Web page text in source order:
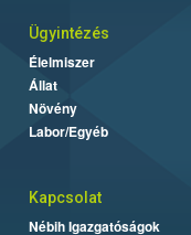
Ügyintézés
Élelmiszer
Állat
Növény
Labor/Egyéb
Kapcsolat
Nébih Igazgatóságok